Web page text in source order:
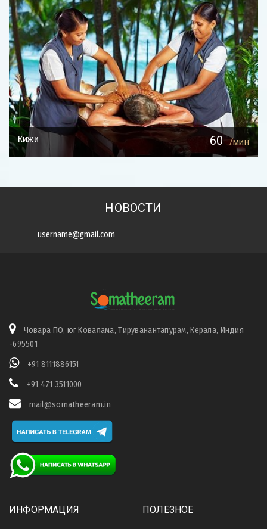
Кижи 60 /мин
НОВОСТИ
Човара ПО, юг Ковалама, Тируванантапурам, Керала, Индия
-695501
+91 8111886151
+91 471 3511000
mail@somatheeram.in
ИНФОРМАЦИЯ ПОЛЕЗНОЕ